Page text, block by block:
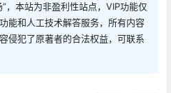
，本站为非盈利性站点，VIP功能仅
能和人工技术解答服务，所有内容
侵犯了原著者的合法权益，可联系